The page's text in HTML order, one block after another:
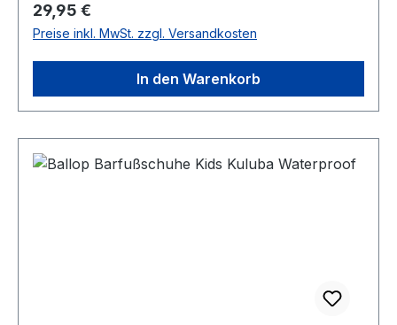
Regulärer Preis:
29,95 €
Preise inkl. MwSt. zzgl. Versandkosten
In den Warenkorb